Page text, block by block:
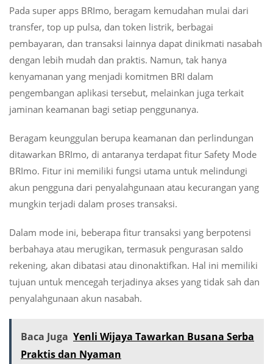
Keamanan
Pada super apps BRImo, beragam kemudahan mulai dari
transfer, top up pulsa, dan token listrik, berbagai
pembayaran, dan transaksi lainnya dapat dinikmati nasabah
dengan lebih mudah dan praktis. Namun, tak hanya
kenyamanan yang menjadi komitmen BRI dalam
pengembangan aplikasi tersebut, melainkan juga terkait
jaminan keamanan bagi setiap penggunanya.
Beragam keunggulan berupa keamanan dan perlindungan
ditawarkan BRImo, di antaranya terdapat fitur Safety Mode
BRImo. Fitur ini memiliki fungsi utama untuk melindungi
akun pengguna dari penyalahgunaan atau kecurangan yang
mungkin terjadi dalam proses transaksi.
Dalam mode ini, beberapa fitur transaksi yang berpotensi
berbahaya atau merugikan, termasuk pengurasan saldo
rekening, akan dibatasi atau dinonaktifkan. Hal ini memiliki
tujuan untuk mencegah terjadinya akses yang tidak sah dan
penyalahgunaan akun nasabah.
Baca Juga Yenli Wijaya Tawarkan Busana Serba
Praktis dan Nyaman